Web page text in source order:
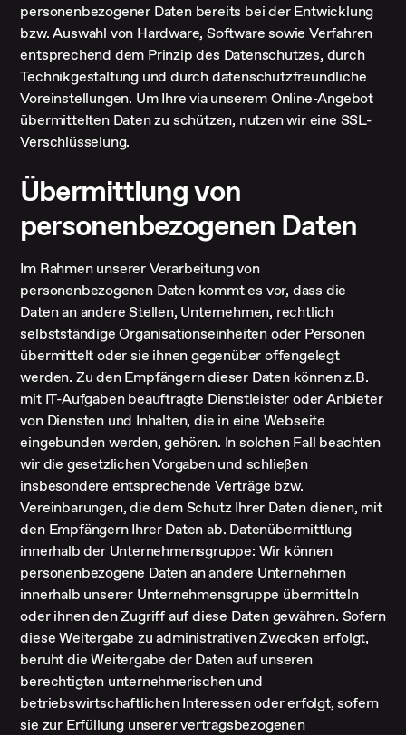
personenbezogener Daten bereits bei der Entwicklung
bzw. Auswahl von Hardware, Software sowie Verfahren
entsprechend dem Prinzip des Datenschutzes, durch
Technikgestaltung und durch datenschutzfreundliche
Voreinstellungen. Um Ihre via unserem Online-Angebot
übermittelten Daten zu schützen, nutzen wir eine SSL-
Verschlüsselung.
Übermittlung von
personenbezogenen Daten
Im Rahmen unserer Verarbeitung von
personenbezogenen Daten kommt es vor, dass die
Daten an andere Stellen, Unternehmen, rechtlich
selbstständige Organisationseinheiten oder Personen
übermittelt oder sie ihnen gegenüber offengelegt
werden. Zu den Empfängern dieser Daten können z.B.
mit IT-Aufgaben beauftragte Dienstleister oder Anbieter
von Diensten und Inhalten, die in eine Webseite
eingebunden werden, gehören. In solchen Fall beachten
wir die gesetzlichen Vorgaben und schließen
insbesondere entsprechende Verträge bzw.
Vereinbarungen, die dem Schutz Ihrer Daten dienen, mit
den Empfängern Ihrer Daten ab. Datenübermittlung
innerhalb der Unternehmensgruppe: Wir können
personenbezogene Daten an andere Unternehmen
innerhalb unserer Unternehmensgruppe übermitteln
oder ihnen den Zugriff auf diese Daten gewähren. Sofern
diese Weitergabe zu administrativen Zwecken erfolgt,
beruht die Weitergabe der Daten auf unseren
berechtigten unternehmerischen und
betriebswirtschaftlichen Interessen oder erfolgt, sofern
sie zur Erfüllung unserer vertragsbezogenen